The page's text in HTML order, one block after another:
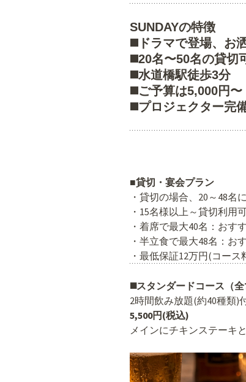
SUNDAYの特徴
◼️ドラマで登場、お
◼️20名〜50名の貸切
◼️水道橋駅徒歩3分
◼️ご予算は5,000円〜
◼️プロジェクター完
■貸切・宴会プラン
・貸切の場合、20～48名
・15名様以上～貸切利用
・着席で最大40名：おす
・半立食で最大48名：お
・最低保証12万円(コース
◼️スタンダードコース（全
2時間飲み放題(約40種類)
5,500円(税込)
メインにチキンステーキ